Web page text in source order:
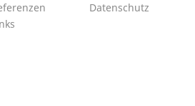
Datenschutz­